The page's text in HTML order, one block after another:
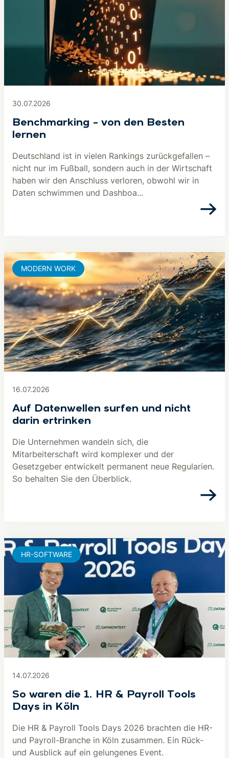
30.07.2026
Benchmarking – von den Besten
lernen
Deutschland ist in vielen Rankings zurückgefallen –
nicht nur im Fußball, sondern auch in der Wirtschaft
haben wir den Anschluss verloren, obwohl wir in
Daten schwimmen und Dashboa...
16.07.2026
Auf Datenwellen surfen und nicht
darin ertrinken
Die Unternehmen wandeln sich, die
Mitarbeiterschaft wird komplexer und der
Gesetzgeber entwickelt permanent neue Regularien.
So behalten Sie den Überblick.
MODERN WORK
14.07.2026
So waren die 1. HR & Payroll Tools
Days in Köln
Die HR & Payroll Tools Days 2026 brachten die HR-
und Payroll-Branche in Köln zusammen. Ein Rück-
und Ausblick auf ein gelungenes Event.
HR-SOFTWARE